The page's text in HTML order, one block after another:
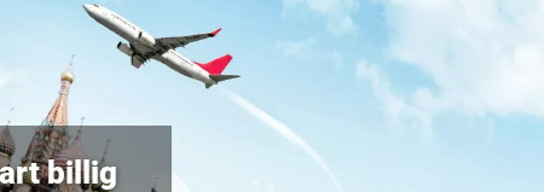
billig